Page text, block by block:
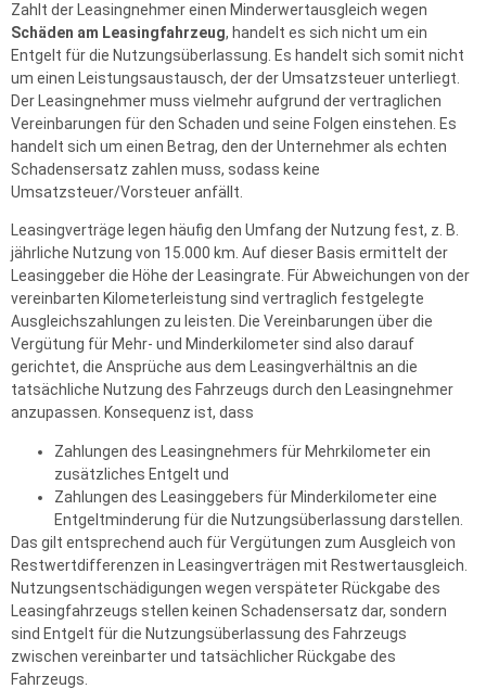
Zahlt der Leasingnehmer einen Minderwertausgleich wegen
Schäden am Leasingfahrzeug, handelt es sich nicht um ein
Entgelt für die Nutzungsüberlassung. Es handelt sich somit nicht
um einen Leistungsaustausch, der der Umsatzsteuer unterliegt.
Der Leasingnehmer muss vielmehr aufgrund der vertraglichen
Vereinbarungen für den Schaden und seine Folgen einstehen. Es
handelt sich um einen Betrag, den der Unternehmer als echten
Schadensersatz zahlen muss, sodass keine
Umsatzsteuer/Vorsteuer anfällt.
Leasingverträge legen häufig den Umfang der Nutzung fest, z. B.
jährliche Nutzung von 15.000 km. Auf dieser Basis ermittelt der
Leasinggeber die Höhe der Leasingrate. Für Abweichungen von der
vereinbarten Kilometerleistung sind vertraglich festgelegte
Ausgleichszahlungen zu leisten. Die Vereinbarungen über die
Vergütung für Mehr- und Minderkilometer sind also darauf
gerichtet, die Ansprüche aus dem Leasingverhältnis an die
tatsächliche Nutzung des Fahrzeugs durch den Leasingnehmer
anzupassen. Konsequenz ist, dass
Zahlungen des Leasingnehmers für Mehrkilometer ein
zusätzliches Entgelt und
Zahlungen des Leasinggebers für Minderkilometer eine
Entgeltminderung für die Nutzungsüberlassung darstellen.
Das gilt entsprechend auch für Vergütungen zum Ausgleich von
Restwertdifferenzen in Leasingverträgen mit Restwertausgleich.
Nutzungsentschädigungen wegen verspäteter Rückgabe des
Leasingfahrzeugs stellen keinen Schadensersatz dar, sondern
sind Entgelt für die Nutzungsüberlassung des Fahrzeugs
zwischen vereinbarter und tatsächlicher Rückgabe des
Fahrzeugs.